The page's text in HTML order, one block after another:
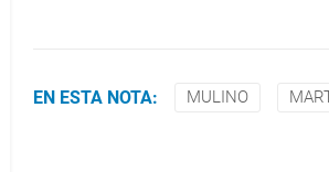
EN ESTA NOTA: MULINO